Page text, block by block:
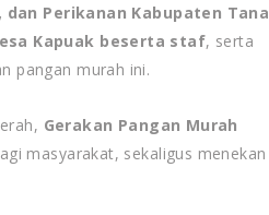
Perikanan Kabupaten Tana
Kapuak beserta staf, serta
pangan murah ini.
Gerakan Pangan Murah
masyarakat, sekaligus menekan